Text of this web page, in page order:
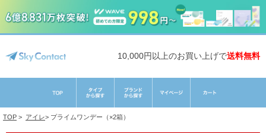
10,000円以上のお買い上げで送料無料
TOP > アイレ> プライムワンデー（×2箱）